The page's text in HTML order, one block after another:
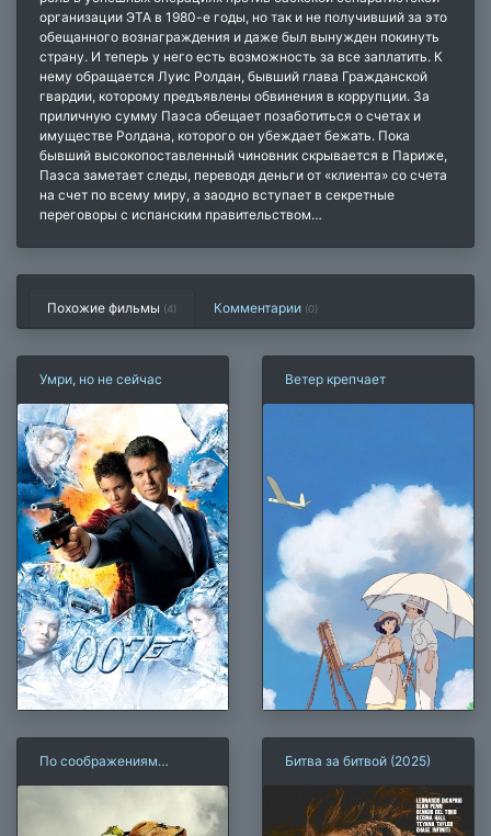
организации ЭТА в 1980-е годы, но так и не получивший за это
обещанного вознаграждения и даже был вынужден покинуть
страну. И теперь у него есть возможность за все заплатить. К
нему обращается Луис Ролдан, бывший глава Гражданской
гвардии, которому предъявлены обвинения в коррупции. За
приличную сумму Паэса обещает позаботиться о счетах и ​​
имуществе Ролдана, которого он убеждает бежать. Пока
бывший высокопоставленный чиновник скрывается в Париже,
Паэса заметает следы, переводя деньги от «клиента» со счета
на счет по всему миру, а заодно вступает в секретные
переговоры с испанским правительством…
Похожие фильмы (4) Комментарии (0)
Умри, но не сейчас Ветер крепчает
По соображениям
Битва за битвой (2025)